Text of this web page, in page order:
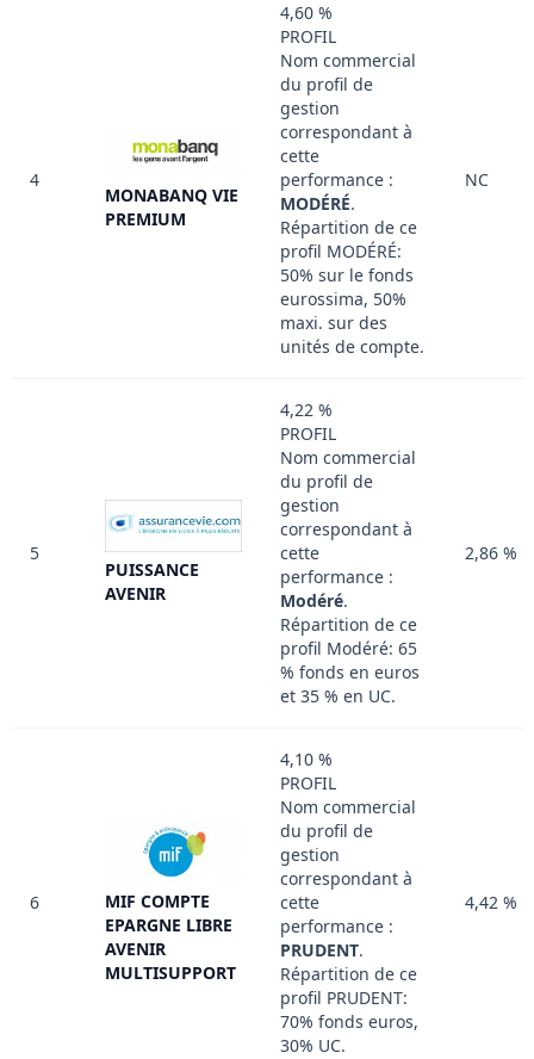
4
MONABANQ VIE
PREMIUM
4,60 %
PROFIL
Nom commercial
du profil de
gestion
correspondant à
cette
performance :
MODÉRÉ.
Répartition de ce
profil MODÉRÉ:
50% sur le fonds
eurossima, 50%
maxi. sur des
unités de compte.
NC
5
PUISSANCE
AVENIR
4,22 %
PROFIL
Nom commercial
du profil de
gestion
correspondant à
cette
performance :
Modéré.
Répartition de ce
profil Modéré: 65
% fonds en euros
et 35 % en UC.
2,86 %
6
MIF COMPTE
EPARGNE LIBRE
AVENIR
MULTISUPPORT
4,10 %
PROFIL
Nom commercial
du profil de
gestion
correspondant à
cette
performance :
PRUDENT.
Répartition de ce
profil PRUDENT:
70% fonds euros,
30% UC.
4,42 %